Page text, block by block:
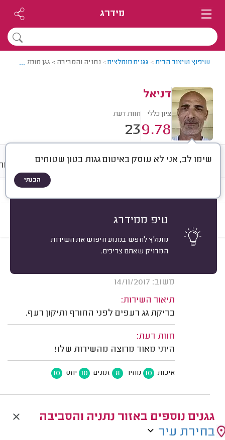
מידרג
שיפוץ ועיצוב הבית> גגנים מומלצים> נתניה והסביבה > גגן מומלץ - דניאל
...
דניאל
ציון כללי
9.78
חוות דעת
23
שימו לב, אני לא עוסק באיטום גגות בטון שטוחים
הבנתי
טיפ ממידרג
מומלץ לחפש במנוע חיפוש את השירות
המדויק שאתם צריכים.
חוות דעת ממוצע גלריה
עבודות בגג
גיא ב. אבן יהודה.
משוב: 14/11/2017
תיאור השירות:
בדיקת גג רעפים לפני החורף ותיקון רעף.
חוות דעת:
היתי מאוד מרוצה מהשירות שלו!
איכות 10 מחיר 8 זמנים 10 יחס 10
גגנים נוספים באזור נתניה והסביבה
בחירת עיר